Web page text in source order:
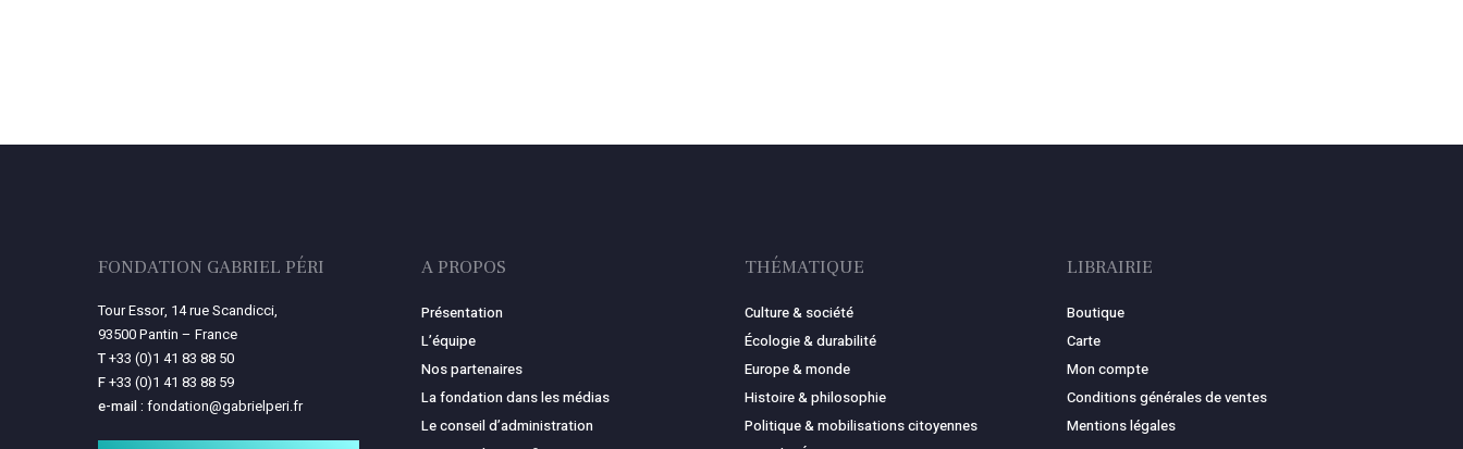
FONDATION GABRIEL PÉRI
Tour Essor, 14 rue Scandicci,
93500 Pantin – France
T+33 (0)1 41 83 88 50
F+33 (0)1 41 83 88 59
e-mail : fondation@gabrielperi.fr
A PROPOS
Présentation
L’équipe
Nos partenaires
La fondation dans les médias
Le conseil d’administration
THÉMATIQUE
Culture & société
Écologie & durabilité
Europe & monde
Histoire & philosophie
Politique & mobilisations citoyennes
LIBRAIRIE
Boutique
Carte
Mon compte
Conditions générales de ventes
Mentions légales